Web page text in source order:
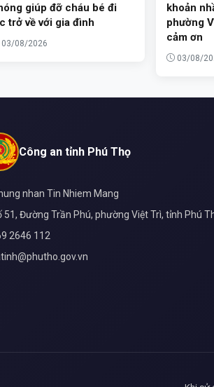
giúp đỡ cháu bé đi
trở về với gia đình
03/08/2026
khoản
phường
cảm ơn
03/08/
Công an tỉnh Phú Thọ
51, Đường Trần Phú, phường Việt Trì, tỉnh Phú
2646 112